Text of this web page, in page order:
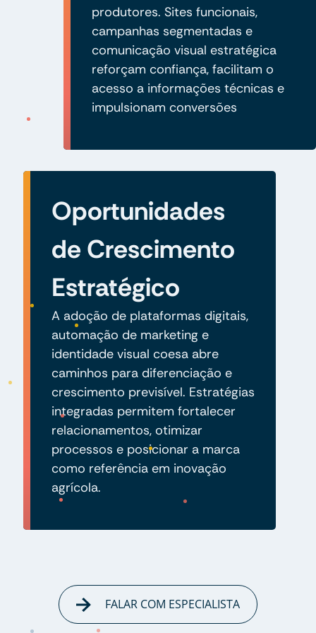
produtores. Sites funcionais,
campanhas segmentadas e
comunicação visual estratégica
reforçam confiança, facilitam o
acesso a informações técnicas e
impulsionam conversões
Oportunidades
de Crescimento
Estratégico
A adoção de plataformas digitais,
automação de marketing e
identidade visual coesa abre
caminhos para diferenciação e
crescimento previsível. Estratégias
integradas permitem fortalecer
relacionamentos, otimizar
processos e posicionar a marca
como referência em inovação
agrícola.
FALAR COM ESPECIALISTA